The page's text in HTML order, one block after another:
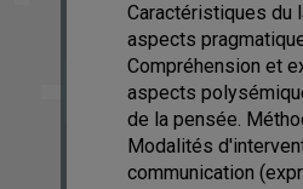
Caractéristiques du
aspects
Compréhension et
aspects
de la pensée.
Modalités
communication